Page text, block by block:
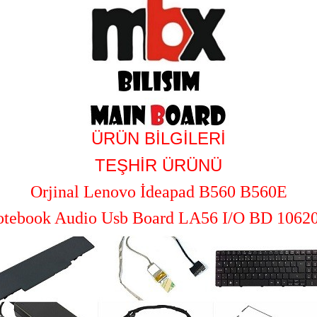
ÜRÜN BİLGİLERİ
TEŞHİR ÜRÜNÜ
Orjinal Lenovo İdeapad B560 B560E
Audio Usb Board LA56 I/O BD